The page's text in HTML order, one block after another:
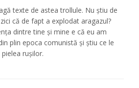
texte de astea trollule. Nu știu de
că de fapt a explodat aragazul?
dintre tine și mine e că eu am
plin epoca comunistă și știu ce le
rușilor.